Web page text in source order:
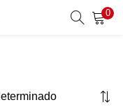
0
para iniciar